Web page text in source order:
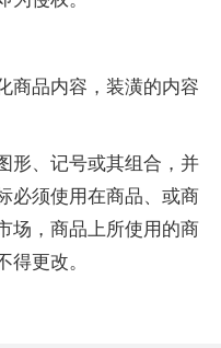
商品内容，装潢的内容
形、记号或其组合，并
必须使用在商品、或商
场，商品上所使用的商
得更改。